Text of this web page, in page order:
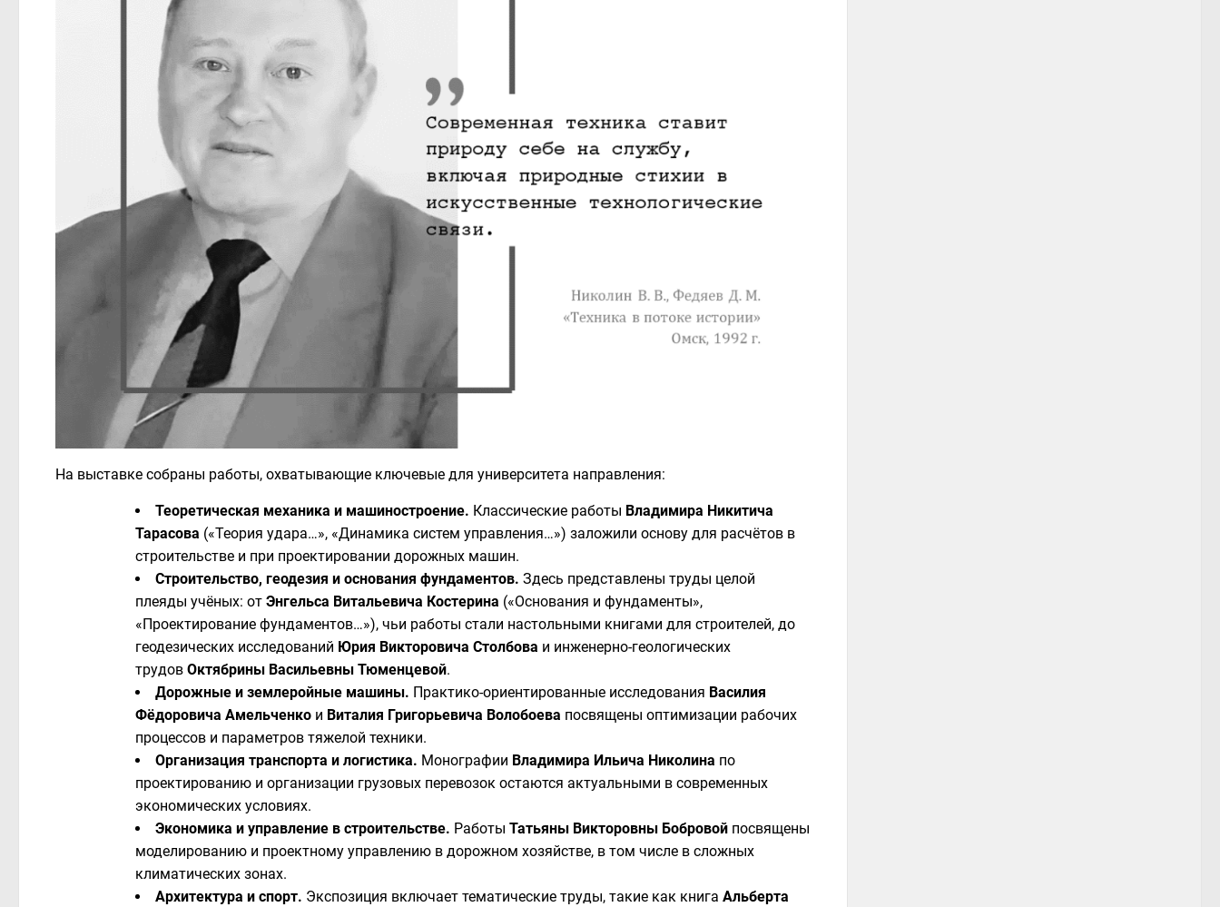
На выставке собраны работы, охватывающие ключевые для университета направления:
Теоретическая механика и машиностроение. Классические работы Владимира Никитича
Тарасова («Теория удара…», «Динамика систем управления…») заложили основу для расчётов в
строительстве и при проектировании дорожных машин.
Строительство, геодезия и основания фундаментов. Здесь представлены труды целой
плеяды учёных: от Энгельса Витальевича Костерина («Основания и фундаменты»,
«Проектирование фундаментов…»), чьи работы стали настольными книгами для строителей, до
геодезических исследований Юрия Викторовича Столбова и инженерно-геологических
трудов Октябрины Васильевны Тюменцевой.
Дорожные и землеройные машины. Практико-ориентированные исследования Василия
Фёдоровича Амельченко и Виталия Григорьевича Волобоева посвящены оптимизации рабочих
процессов и параметров тяжелой техники.
Организация транспорта и логистика. Монографии Владимира Ильича Николина по
проектированию и организации грузовых перевозок остаются актуальными в современных
экономических условиях.
Экономика и управление в строительстве. Работы Татьяны Викторовны Бобровой посвящены
моделированию и проектному управлению в дорожном хозяйстве, в том числе в сложных
климатических зонах.
Архитектура и спорт. Экспозиция включает тематические труды, такие как книга Альберта